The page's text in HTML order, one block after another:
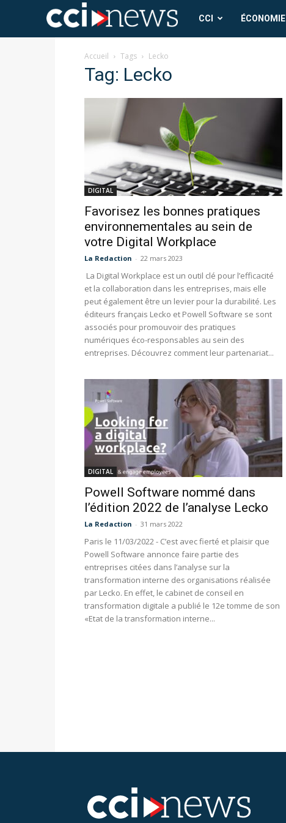
CCICCI ÉCONOMIE
Accueil Tags Lecko
Tag: Lecko
DIGITAL
Favorisez les bonnes pratiques
environnementales au sein de
votre Digital Workplace
La Redaction - 22 mars 2023
La Digital Workplace est un outil clé pour l’efficacité
et la collaboration dans les entreprises, mais elle
peut également être un levier pour la durabilité. Les
éditeurs français Lecko et Powell Software se sont
associés pour promouvoir des pratiques
numériques éco-responsables au sein des
entreprises. Découvrez comment leur partenariat...
DIGITAL
Powell Software nommé dans
l’édition 2022 de l’analyse Lecko
La Redaction - 31 mars 2022
Paris le 11/03/2022 - C’est avec fierté et plaisir que
Powell Software annonce faire partie des
entreprises citées dans l’analyse sur la
transformation interne des organisations réalisée
par Lecko. En effet, le cabinet de conseil en
transformation digitale a publié le 12e tomme de son
«Etat de la transformation interne...